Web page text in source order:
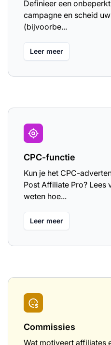
Definieer een
campagne en scheid
(bijvoorbe...
Leer meer
CPC-functie
Kun je het CPC-
Post Affiliate Pro? Lees
weten hoe...
Leer meer
Commissies
Wat motiveert affiliates